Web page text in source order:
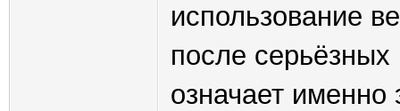
использование
после
означает именно